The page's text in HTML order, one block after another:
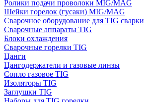
Ролики подачи проволоки MIG/MAG
Шейки горелок (гусаки) MIG/MAG
Сварочное оборудование для TIG сварки
Сварочные аппараты TIG
Блоки охлаждения
Сварочные горелки TIG
Цанги
Цангодержатели и газовые линзы
Сопло газовое TIG
Изоляторы TIG
Заглушки TIG